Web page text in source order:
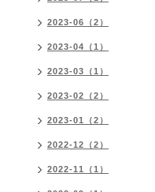
2023-06（2）
2023-04（1）
2023-03（1）
2023-02（2）
2023-01（2）
2022-12（2）
2022-11（1）